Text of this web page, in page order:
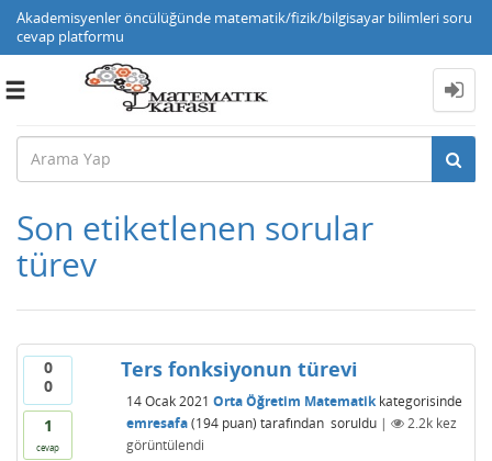
Akademisyenler öncülüğünde matematik/fizik/bilgisayar bilimleri soru
cevap platformu
Toggle
Son etiketlenen sorular
türev
0
0
1
cevap
Ters fonksiyonun türevi
14 Ocak 2021 Orta Öğretim Matematikkategorisinde
emresafa (194puan) tarafından soruldu | 2.2kkez
görüntülendi